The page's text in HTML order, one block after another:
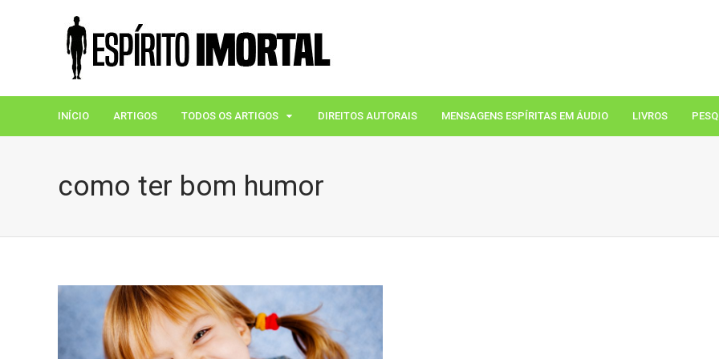
INÍCIO ARTIGOS TODOS OS ARTIGOS DIREITOS AUTORAIS MENSAGENS ESPÍRITAS EM ÁUDIO LIVROS
como ter bom humor